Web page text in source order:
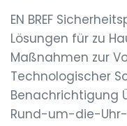
EN BREF
Lösungen für zu
Maßnahmen zur
Technologischer
Benachrichtigung
Rund-um-die-